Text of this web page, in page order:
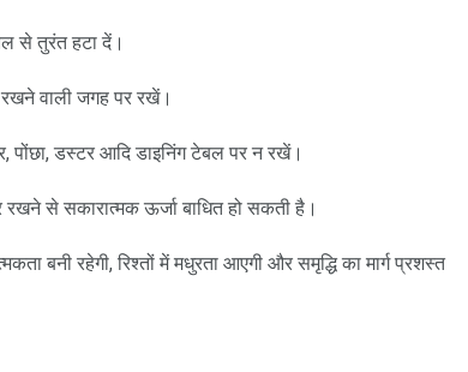
से तुरंत हटा दें।
रखने वाली जगह पर रखें।
पोंछा, डस्टर आदि डाइनिंग टेबल पर न रखें।
से सकारात्मक ऊर्जा बाधित हो सकती है।
बनी रहेगी, रिश्तों में मधुरता आएगी और समृद्धि का मार्ग प्रशस्त